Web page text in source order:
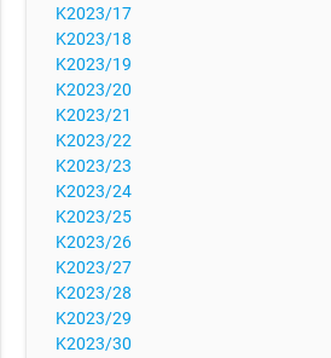
K2023/17
K2023/18
K2023/19
K2023/20
K2023/21
K2023/22
K2023/23
K2023/24
K2023/25
K2023/26
K2023/27
K2023/28
K2023/29
K2023/30